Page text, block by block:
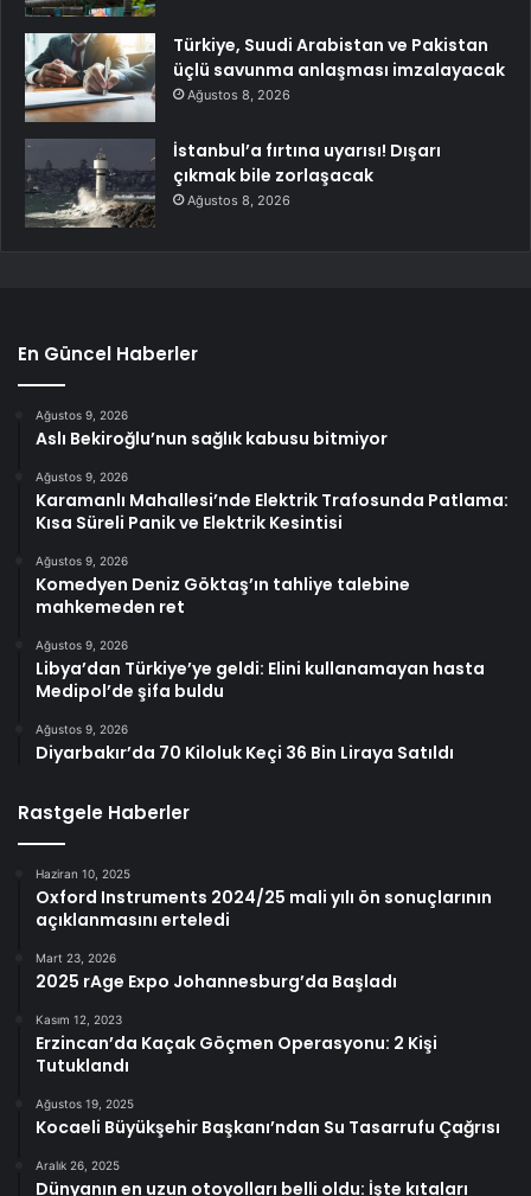
Türkiye, Suudi Arabistan ve Pakistan
üçlü savunma anlaşması imzalayacak
Ağustos 8, 2026
İstanbul’a fırtına uyarısı! Dışarı
çıkmak bile zorlaşacak
Ağustos 8, 2026
En Güncel Haberler
Ağustos 9, 2026
Aslı Bekiroğlu’nun sağlık kabusu bitmiyor
Ağustos 9, 2026
Karamanlı Mahallesi’nde Elektrik Trafosunda Patlama:
Kısa Süreli Panik ve Elektrik Kesintisi
Ağustos 9, 2026
Komedyen Deniz Göktaş’ın tahliye talebine
mahkemeden ret
Ağustos 9, 2026
Libya’dan Türkiye’ye geldi: Elini kullanamayan hasta
Medipol’de şifa buldu
Ağustos 9, 2026
Diyarbakır’da 70 Kiloluk Keçi 36 Bin Liraya Satıldı
Rastgele Haberler
Haziran 10, 2025
Oxford Instruments 2024/25 mali yılı ön sonuçlarının
açıklanmasını erteledi
Mart 23, 2026
2025 rAge Expo Johannesburg’da Başladı
Kasım 12, 2023
Erzincan’da Kaçak Göçmen Operasyonu: 2 Kişi
Tutuklandı
Ağustos 19, 2025
Kocaeli Büyükşehir Başkanı’ndan Su Tasarrufu Çağrısı
Aralık 26, 2025
Dünyanın en uzun otoyolları belli oldu: İşte kıtaları